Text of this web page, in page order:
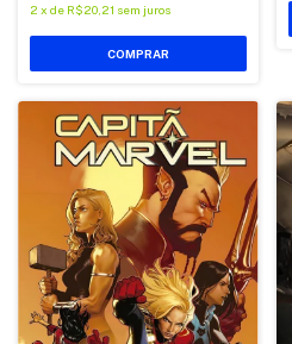
2 x de R$20,21 sem juros
COMPRAR